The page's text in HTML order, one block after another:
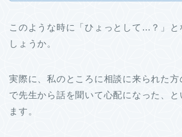
このような時に「ひょっとして…？」と
しょうか。
実際に、私のところに相談に来られた方
で先生から話を聞いて心配になった、と
ます。